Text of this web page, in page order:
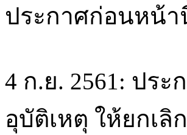
ประกาศก่อนหน้า
4 ก.ย. 2561: ปร
อุบัติเหตุ ให้ยกเ